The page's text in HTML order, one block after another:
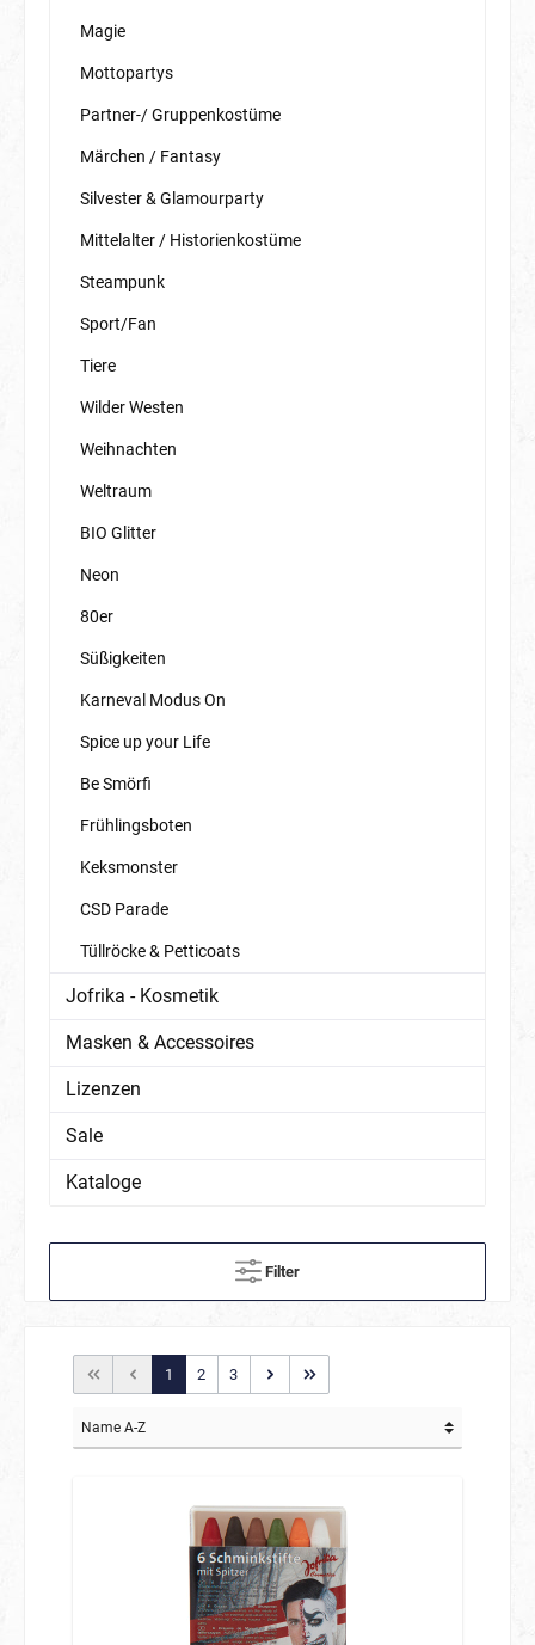
Magie
Mottopartys
Partner-/ Gruppenkostüme
Märchen / Fantasy
Silvester & Glamourparty
Mittelalter / Historienkostüme
Steampunk
Sport/Fan
Tiere
Wilder Westen
Weihnachten
Weltraum
BIO Glitter
Neon
80er
Süßigkeiten
Karneval Modus On
Spice up your Life
Be Smörfi
Frühlingsboten
Keksmonster
CSD Parade
Tüllröcke & Petticoats
Jofrika - Kosmetik
Masken & Accessoires
Lizenzen
Sale
Kataloge
Filter
1 2 3